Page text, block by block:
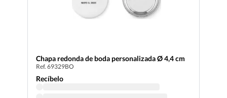
Chapa redonda de boda personalizada Ø 4,4 cm
Ref. 69329BO
Recíbelo